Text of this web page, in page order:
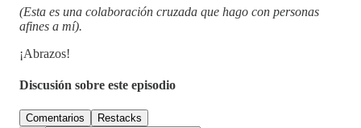
(Esta es una colaboración cruzada que hago con personas
afines a mí).
¡Abrazos!
Discusión sobre este episodio
Comentarios Restacks